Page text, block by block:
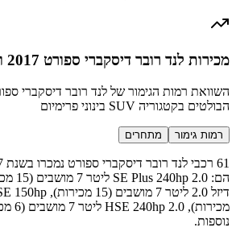
מכירות לנד רובר דיסקברי ספורט 2017 והשוואה למתחרים
הבולטים בקטגוריה SUV בינוני פרימיום
רמות גימור מתחרים
נוספות.